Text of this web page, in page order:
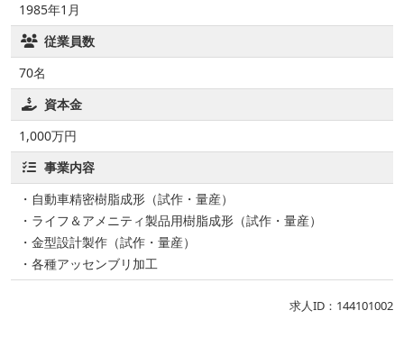
1985年1月
従業員数
70名
資本金
1,000万円
事業内容
・自動車精密樹脂成形（試作・量産）
・ライフ＆アメニティ製品用樹脂成形（試作・量産）
・金型設計製作（試作・量産）
・各種アッセンブリ加工
求人ID：144101002